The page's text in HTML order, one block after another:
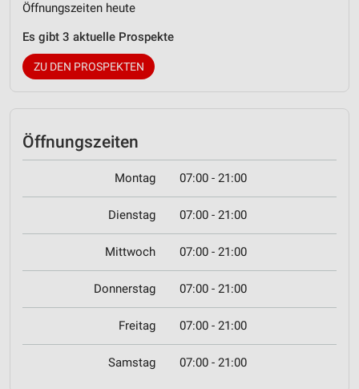
Öffnungszeiten heute
Es gibt 3 aktuelle Prospekte
ZU DEN PROSPEKTEN
Öffnungszeiten
Montag 07:00 - 21:00
Dienstag 07:00 - 21:00
Mittwoch 07:00 - 21:00
Donnerstag 07:00 - 21:00
Freitag 07:00 - 21:00
Samstag 07:00 - 21:00